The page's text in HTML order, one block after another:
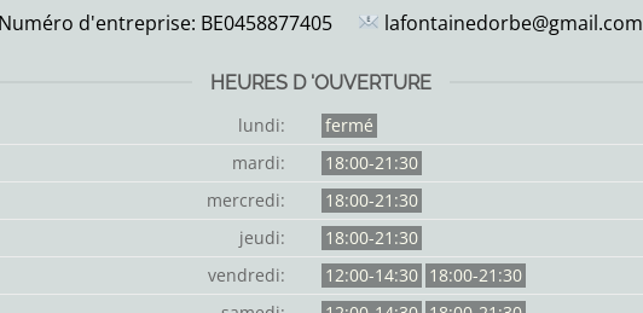
Numéro d'entreprise: BE0458877405 lafontainedorbe@gmail.com
HEURES D 'OUVERTURE
lundi:
fermé
mardi:
18:00-21:30
mercredi:
18:00-21:30
jeudi:
18:00-21:30
vendredi:
12:00-14:30 18:00-21:30